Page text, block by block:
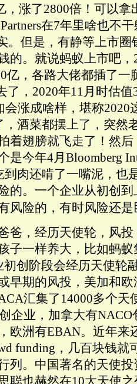
，涨了2800倍！可以
在7年里啥也不
。但是，有静等上市
的。就说蚂蚁上市吧
亿，各路大佬都插了一
了，2020年11月时估
会涨成啥样，堪称2020
酒菜都摆上了，突然
着翅膀就飞走了！然
是今年4月Bloomberg
到肉还啃了一嘴泥，也
的。一个企业从初创
风险的，有时风险还
爸，经历天使轮，风
子一样养大，比如蚂
初创阶段会经历天使轮
早期的风投，美加和
汇集了14000多个天
企业，加拿大有
欧洲有EBAN。近年来
funding，几百块钱就
列。中国著名的天使
聪也赫然在10大天使